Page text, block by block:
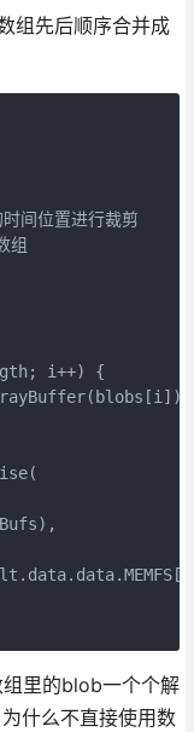
组先后顺序合并成
间位置进行裁剪
组
i++) {
里的blob一个个解
什么不直接使用数